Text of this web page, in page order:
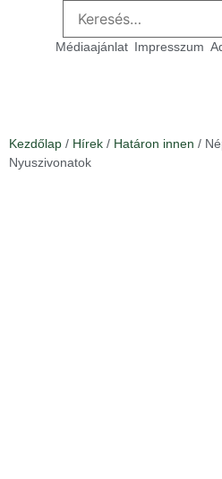
Médiaajánlat Impresszum
Kezdőlap / Hírek / Határon innen /
Nyuszivonatok